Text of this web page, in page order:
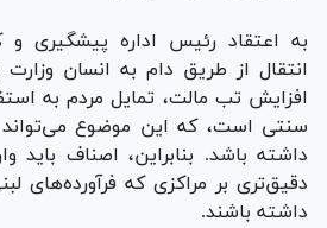
به اعتقاد رئیس اداره پیشگیری و
انتقال از طریق دام به انسان
افزایش تب مالت، تمایل مردم به
سنتی است، که این موضوع
داشته باشد. بنابراین، اصناف باید
دقیق‌تری بر مراکزی که فرآورده‌های
داشته باشند.